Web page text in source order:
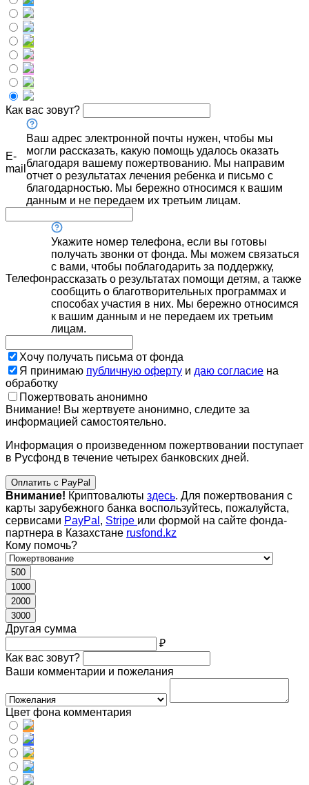
Как вас зовут?
E-
mail
Ваш адрес электронной почты нужен, чтобы мы
могли рассказать, какую помощь удалось оказать
благодаря вашему пожертвованию. Мы направим
отчет о результатах лечения ребенка и письмо с
благодарностью. Мы бережно относимся к вашим
данным и не передаем их третьим лицам.
Телефон
Укажите номер телефона, если вы готовы
получать звонки от фонда. Мы можем связаться
с вами, чтобы поблагодарить за поддержку,
рассказать о результатах помощи детям, а также
сообщить о благотворительных программах и
способах участия в них. Мы бережно относимся
к вашим данным и не передаем их третьим
лицам.
Хочу получать письма от фонда
Я принимаю публичную оферту и даю согласие на
обработку
Пожертвовать анонимно
Внимание! Вы жертвуете анонимно, следите за
информацией самостоятельно.
Информация о произведенном пожертвовании поступает
в Русфонд в течение четырех банковских дней.
Оплатить с PayPal
Внимание! Криптовалюты здесь. Для пожертвования с
карты зарубежного банка воспользуйтесь, пожалуйста,
сервисами PayPal , Stripe или формой на сайте фонда-
партнера в Казахстане rusfond.kz
Кому помочь?
500
1000
2000
3000
Другая сумма
₽
Как вас зовут?
Ваши комментарии и пожелания
Цвет фона комментария